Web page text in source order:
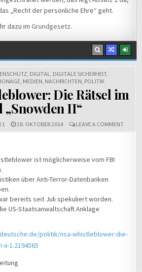
„Recht der persönliche Ehre“ geht.
dazu im Grundgesetz.
, DIGITAL, DIGITALE SICHERHEIT,
, MEDIEN, NACHRICHTEN, POLITIK
Die Rätsel im
„Snowden II“
1 28. OKTOBER 2014 LEAVE A COMMENTON
NSA-
ist möglicherweise vom FBI
über Anti-Terror-Datenbanken
bereits seit Juli spekuliert worden.
US-Staatsanwaltschaft Anklage
politik/nsa-whistleblower-die-
1.2194565